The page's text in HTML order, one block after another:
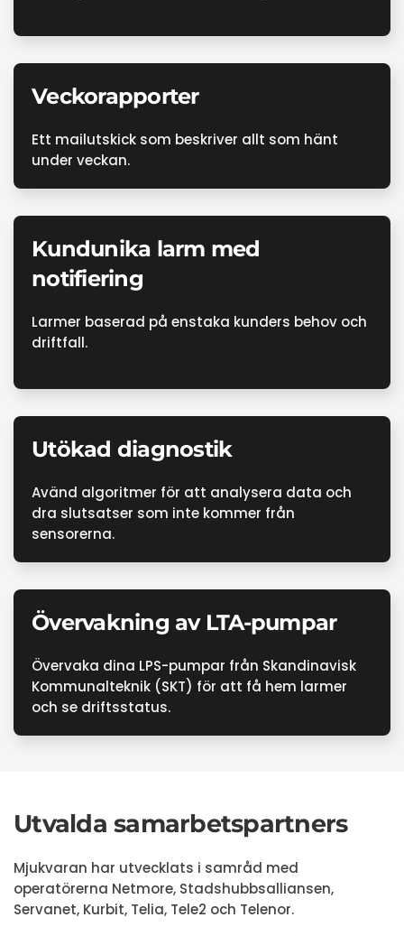
Veckorapporter
Ett mailutskick som beskriver allt som hänt
under veckan.
Kundunika larm med
notifiering
Larmer baserad på enstaka kunders behov och
driftfall.
Utökad diagnostik
Avänd algoritmer för att analysera data och
dra slutsatser som inte kommer från
sensorerna.
Övervakning av LTA-pumpar
Övervaka dina LPS-pumpar från Skandinavisk
Kommunalteknik (SKT) för att få hem larmer
och se driftsstatus.
Utvalda samarbetspartners
Mjukvaran har utvecklats i samråd med
operatörerna Netmore, Stadshubbsalliansen,
Servanet, Kurbit, Telia, Tele2 och Telenor.